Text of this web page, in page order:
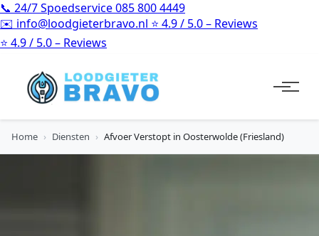
📞 24/7 Spoedservice085 800 4449
✉️ info@loodgieterbravo.nl ⭐ 4.9 / 5.0 – Reviews
⭐ 4.9 / 5.0 – Reviews
Home › Diensten › Afvoer Verstopt in Oosterwolde (Friesland)